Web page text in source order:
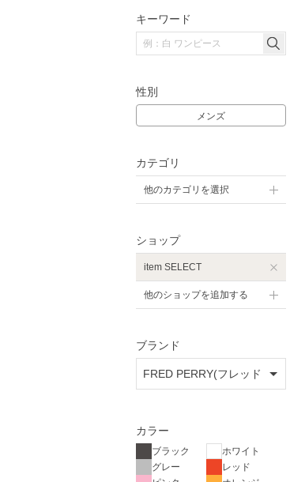
キーワード
性別
メンズ
カテゴリ
他のカテゴリを選択
ショップ
item SELECT
他のショップを追加する
ブランド
カラー
ブラック
ホワイト
グレー
レッド